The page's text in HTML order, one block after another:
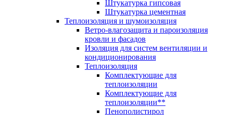
Штукатурка гипсовая
Штукатурка цементная
Теплоизоляция и шумоизоляция
Ветро-влагозащита и пароизоляция
кровли и фасадов
Изоляция для систем вентиляции и
кондиционирования
Теплоизоляция
Комплектующие для
теплоизоляции
Комплектующие для
теплоизоляции**
Пенополистирол